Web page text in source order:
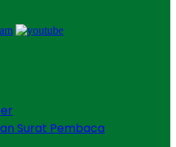
Surat Pembaca